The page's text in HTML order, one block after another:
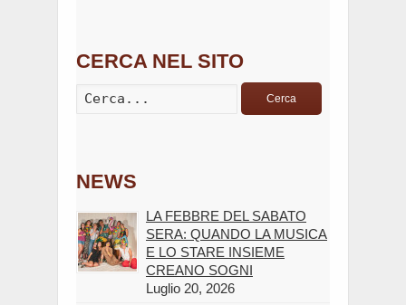
CERCA NEL SITO
Cerca
NEWS
LA FEBBRE DEL SABATO
SERA: QUANDO LA MUSICA
E LO STARE INSIEME
CREANO SOGNI
Luglio 20, 2026